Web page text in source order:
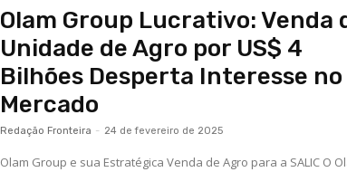
Olam Group Lucrativo: Venda
Unidade de Agro por US$ 4
Bilhões Desperta Interesse no
Mercado
Redação Fronteira - 24 de fevereiro de 2025
Olam Group e sua Estratégica Venda de Agro para a SALIC O